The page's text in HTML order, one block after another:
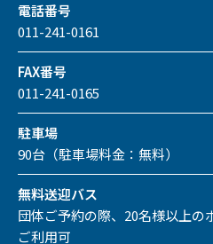
電話番号
011-241-0161
FAX番号
011-241-0165
駐車場
90台（駐車場料金：無料）
無料送迎バス
団体ご予約の際、20名様以上の
ご利用可